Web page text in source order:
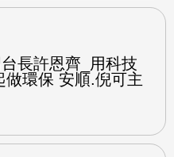
長許恩齊_用科技
做環保 安順.倪可主